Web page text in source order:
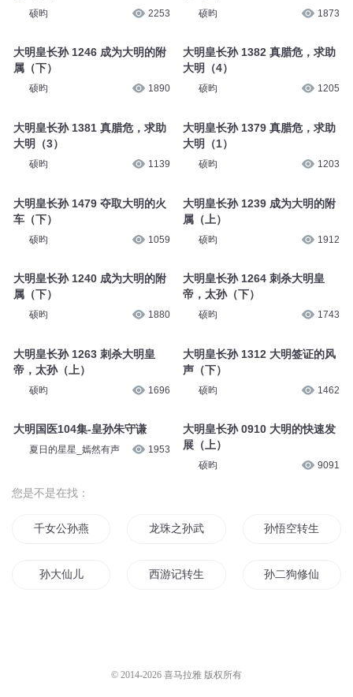
硕昀 2253
大明皇长孙 1246 成为大明的附
属（下）
硕昀 1890
大明皇长孙 1381 真腊危，求助
大明（3）
硕昀 1139
大明皇长孙 1479 夺取大明的火
车（下）
硕昀 1059
大明皇长孙 1240 成为大明的附
属（下）
硕昀 1880
大明皇长孙 1263 刺杀大明皇
帝，太孙（上）
硕昀 1696
大明国医104集-皇孙朱守谦
夏日的星星_嫣然有声 1953
硕昀 1873
大明皇长孙 1382 真腊危，求助
大明（4）
硕昀 1205
大明皇长孙 1379 真腊危，求助
大明（1）
硕昀 1203
大明皇长孙 1239 成为大明的附
属（上）
硕昀 1912
大明皇长孙 1264 刺杀大明皇
帝，太孙（下）
硕昀 1743
大明皇长孙 1312 大明签证的风
声（下）
硕昀 1462
大明皇长孙 0910 大明的快速发
展（上）
硕昀 9091
您是不是在找：
千女公孙燕 龙珠之孙武空 孙悟空转生日记
孙大仙儿 西游记转生孙大圣 孙二狗修仙记
© 2014-2026 喜马拉雅 版权所有